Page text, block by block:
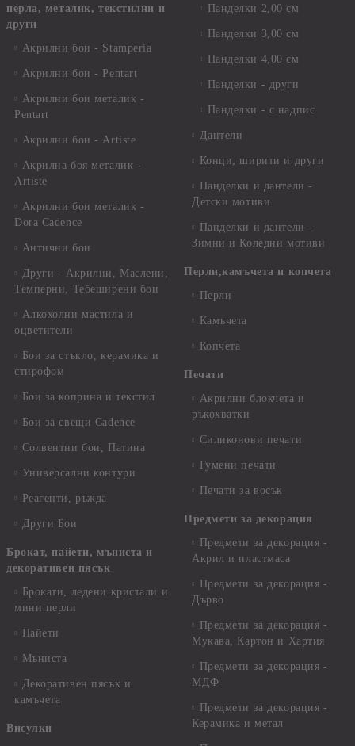
перла, металик, текстилни и
други
Акрилни бои - Stamperia
Акрилни бои - Pentart
Акрилни бои металик -
Pentart
Акрилни бои - Artiste
Акрилна боя металик -
Artiste
Акрилни бои металик -
Dora Cadence
Антични бои
Други - Акрилни, Маслени,
Темперни, Тебеширени бои
Алкохолни мастила и
оцветители
Бои за стъкло, керамика и
стирофом
Бои за коприна и текстил
Бои за свещи Cadence
Солвентни бои, Патина
Универсални контури
Реагенти, ръжда
Други Бои
Брокат, пайети, мъниста и
декоративен пясък
Брокати, ледени кристали и
мини перли
Пайети
Мъниста
Декоративен пясък и
камъчета
Висулки
Панделки 2,00 см
Панделки 3,00 см
Панделки 4,00 см
Панделки - други
Панделки - с надпис
Дантели
Конци, ширити и други
Панделки и дантели -
Детски мотиви
Панделки и дантели -
Зимни и Коледни мотиви
Перли,камъчета и копчета
Перли
Камъчета
Копчета
Печати
Акрилни блокчета и
ръкохватки
Силиконови печати
Гумени печати
Печати за восък
Предмети за декорация
Предмети за декорация -
Акрил и пластмаса
Предмети за декорация -
Дърво
Предмети за декорация -
Мукава, Картон и Хартия
Предмети за декорация -
МДФ
Предмети за декорация -
Керамика и метал